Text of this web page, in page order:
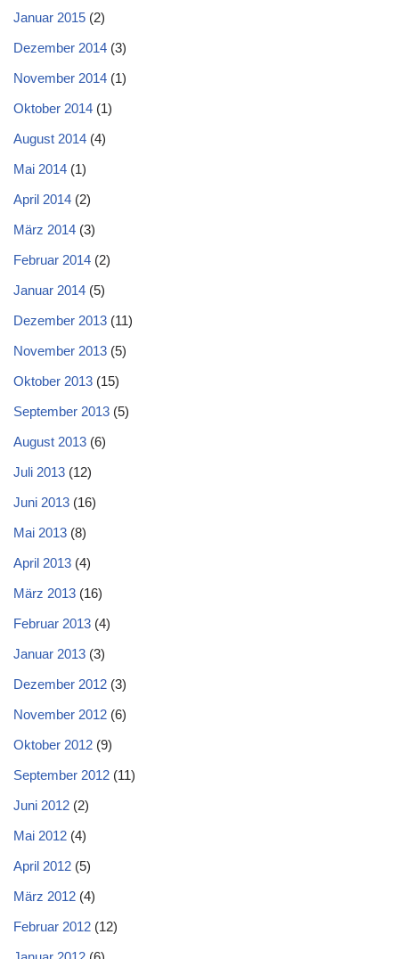
Januar 2015 (2)
Dezember 2014 (3)
November 2014 (1)
Oktober 2014 (1)
August 2014 (4)
Mai 2014 (1)
April 2014 (2)
März 2014 (3)
Februar 2014 (2)
Januar 2014 (5)
Dezember 2013 (11)
November 2013 (5)
Oktober 2013 (15)
September 2013 (5)
August 2013 (6)
Juli 2013 (12)
Juni 2013 (16)
Mai 2013 (8)
April 2013 (4)
März 2013 (16)
Februar 2013 (4)
Januar 2013 (3)
Dezember 2012 (3)
November 2012 (6)
Oktober 2012 (9)
September 2012 (11)
Juni 2012 (2)
Mai 2012 (4)
April 2012 (5)
März 2012 (4)
Februar 2012 (12)